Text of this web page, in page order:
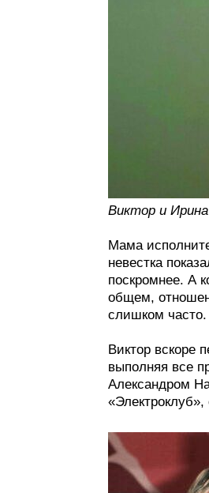
Виктор и
Мама
невестка
поскромнее. А
общем,
слишком часто.
Виктор вскоре
выполняя все
Александром